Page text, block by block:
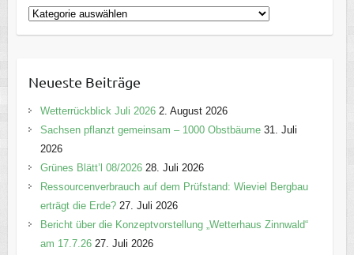
K
a
g
o
r
e
n
Neueste Beiträge
Wetterrückblick Juli 2026 2. August 2026
Sachsen pflanzt gemeinsam – 1000 Obstbäume 31. Juli
2026
Grünes Blätt’l 08/2026 28. Juli 2026
Ressourcenverbrauch auf dem Prüfstand: Wieviel Bergbau
erträgt die Erde? 27. Juli 2026
Bericht über die Konzeptvorstellung „Wetterhaus Zinnwald“
am 17.7.26 27. Juli 2026